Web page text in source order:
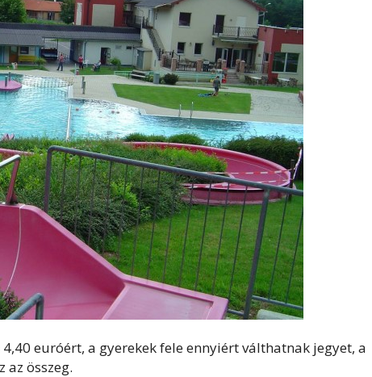
euróért, a gyerekek fele ennyiért válthatnak jegyet, a
összeg.